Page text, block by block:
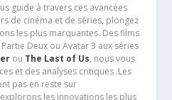
guide à travers ces avancées
de cinéma et de séries, plongez
les plus marquantes. Des films
Deux ou Avatar 3 aux séries
ou The Last of Us, nous vous
et des analyses critiques .Les
pas en reste sur
les innovations les plus